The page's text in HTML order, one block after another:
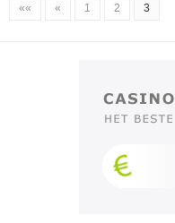
«« « 1 2 3